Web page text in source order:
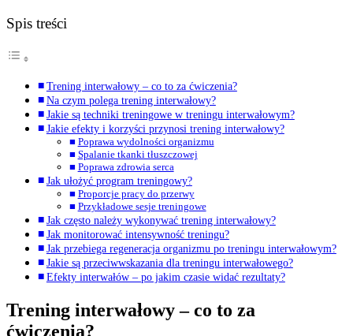
Spis treści
Trening interwałowy – co to za ćwiczenia?
Na czym polega trening interwałowy?
Jakie są techniki treningowe w treningu interwałowym?
Jakie efekty i korzyści przynosi trening interwałowy?
Poprawa wydolności organizmu
Spalanie tkanki tłuszczowej
Poprawa zdrowia serca
Jak ułożyć program treningowy?
Proporcje pracy do przerwy
Przykładowe sesje treningowe
Jak często należy wykonywać trening interwałowy?
Jak monitorować intensywność treningu?
Jak przebiega regeneracja organizmu po treningu interwałowym?
Jakie są przeciwwskazania dla treningu interwałowego?
Efekty interwałów – po jakim czasie widać rezultaty?
Trening interwałowy – co to za
ćwiczenia?